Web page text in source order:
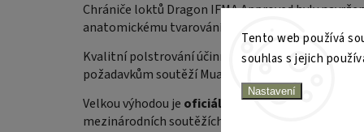
Tento web používá
souhlas s jejich
Nastavení
Chrániče loktů Dragon IFMA Approved byly
anatomickému tvarování pevně drží na ruce a
Kvalitní polstrování účinně tlumí nárazy při
požadavkům soutěží Muaythai a je vhodné pro
Velkou výhodou je oficiální schválení IFMA
mezinárodních soutěžích pořádaných pod hlavičkou